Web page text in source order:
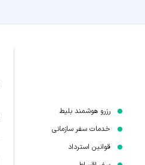
رزرو هوشمند بلیط
خدمات سفر سازمانی
قوانین استرداد